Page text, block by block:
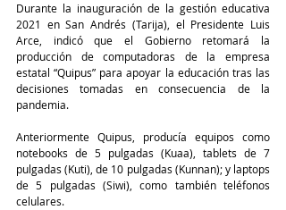
Durante la inauguración de la gestión educativa
2021 en San Andrés (Tarija), el Presidente Luis
Arce, indicó que el Gobierno retomará la
producción de computadoras de la empresa
estatal “Quipus” para apoyar la educación tras las
decisiones tomadas en consecuencia de la
pandemia.
Anteriormente Quipus, producía equipos como
notebooks de 5 pulgadas (Kuaa), tablets de 7
pulgadas (Kuti), de 10 pulgadas (Kunnan); y laptops
de 5 pulgadas (Siwi), como también teléfonos
celulares.